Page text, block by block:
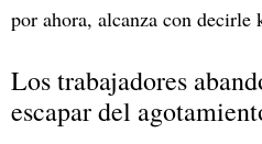
por ahora, alcanza con decirle
Los trabajadores
escapar del